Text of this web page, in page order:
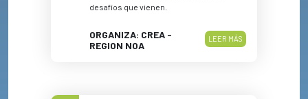
desafíos que vienen.
ORGANIZA: CREA -
REGION NOA
LEER MÁS